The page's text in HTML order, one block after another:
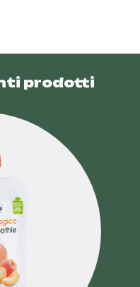
prodotti